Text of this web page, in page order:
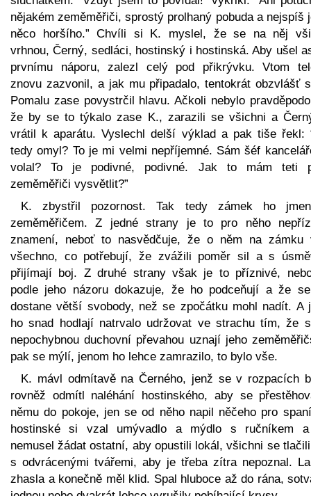
nějakém zeměměřiči, sprostý prolhaný pobuda a nejspíš
něco horšího.” Chvíli si K. myslel, že se na něj
vrhnou, Černý, sedláci, hostinský i hostinská. Aby ušel
prvnímu náporu, zalezl celý pod přikrývku. Vtom
znovu zazvonil, a jak mu připadalo, tentokrát obzvlášť
Pomalu zase povystrčil hlavu. Ačkoli nebylo
že by se to týkalo zase K., zarazili se všichni a
vrátil k aparátu. Vyslechl delší výklad a pak tiše řekl:
tedy omyl? To je mi velmi nepříjemné. Sám šéf
volal? To je podivné, podivné. Jak to mám teti
zeměměřiči vysvětlit?”
K. zbystřil pozornost. Tak tedy zámek ho
zeměměřičem. Z jedné strany je to pro něho
znamení, neboť to nasvědčuje, že o něm na zámku
všechno, co potřebují, že zvážili poměr sil a s
přijímají boj. Z druhé strany však je to příznivé,
podle jeho názoru dokazuje, že ho podceňují a že
dostane větší svobody, než se zpočátku mohl nadít. A
ho snad hodlají natrvalo udržovat ve strachu tím, že
nepochybnou duchovní převahou uznají jeho
pak se mýlí, jenom ho lehce zamrazilo, to bylo vše.
K. mávl odmítavě na Černého, jenž se v rozpacích
rovněž odmítl naléhání hostinského, aby se
němu do pokoje, jen se od něho napil něčeho pro
hostinské si vzal umývadlo a mýdlo s ručníkem
nemusel žádat ostatní, aby opustili lokál, všichni se
s odvrácenými tvářemi, aby je třeba zítra nepoznal.
zhasla a konečně měl klid. Spal hluboce až do rána,